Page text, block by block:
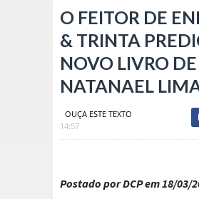
O FEITOR DE
& TRINTA
NOVO LIVRO DE
NATANAEL
OUÇA ESTE TEXTO
14:57
Postado por DCP em 18/03/